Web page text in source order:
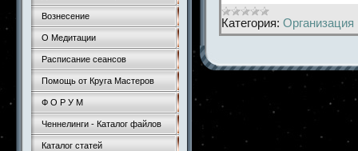
Вознесение
О Медитации
Расписание сеансов
Помощь от Круга Мастеров
Ф О Р У М
Ченнелинги - Каталог файлов
Каталог статей
Категория: